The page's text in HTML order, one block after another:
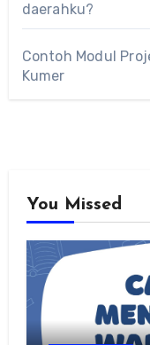
daerahku?
Contoh Modul
Kumer
You Missed